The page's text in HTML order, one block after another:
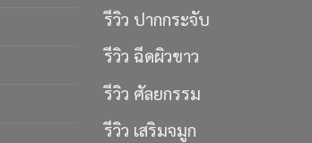
รีวิว ปากกระจับ
รีวิว ฉีดผิวขาว
รีวิว ศัลยกรรม
รีวิว เสริมจมูก